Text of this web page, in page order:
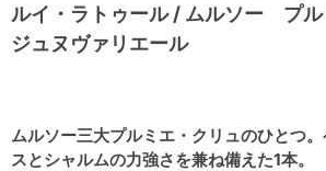
ルイ・ラトゥール / ムルソー プ
ジュヌヴァリエール
ムルソー三大プルミエ・クリュのひとつ
スとシャルムの力強さを兼ね備えた1本。